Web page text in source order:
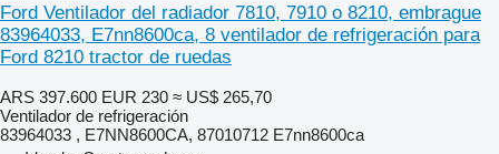
Ford Ventilador del radiador 7810, 7910 o 8210, embrague
83964033, E7nn8600ca, 8 ventilador de refrigeración para
Ford 8210 tractor de ruedas
ARS 397.600 EUR 230 ≈ US$ 265,70
Ventilador de refrigeración
83964033 , E7NN8600CA, 87010712 E7nn8600ca